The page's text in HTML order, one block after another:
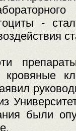
-
были